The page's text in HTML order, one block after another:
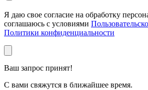
Я даю свое согласие на обработку
соглашаюсь с условиями
Политики конфиденциальности
Ваш запрос принят!
С вами свяжутся в ближайшее время.